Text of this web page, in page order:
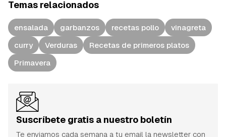
Temas relacionados
ensalada garbanzos recetas pollo
vinagreta
curry
Verduras
Recetas de primeros platos
Primavera
Suscríbete gratis a nuestro boletín
Te enviamos cada semana a tu email la newsletter con